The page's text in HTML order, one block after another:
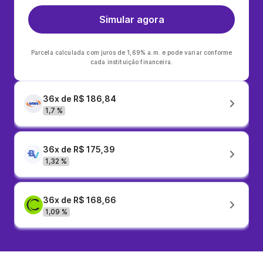
Simular agora
Parcela calculada com juros de 1,69% a.m. e pode variar conforme
cada instituição financeira.
36x de R$ 186,84
1,7 %
36x de R$ 175,39
1,32 %
36x de R$ 168,66
1,09 %